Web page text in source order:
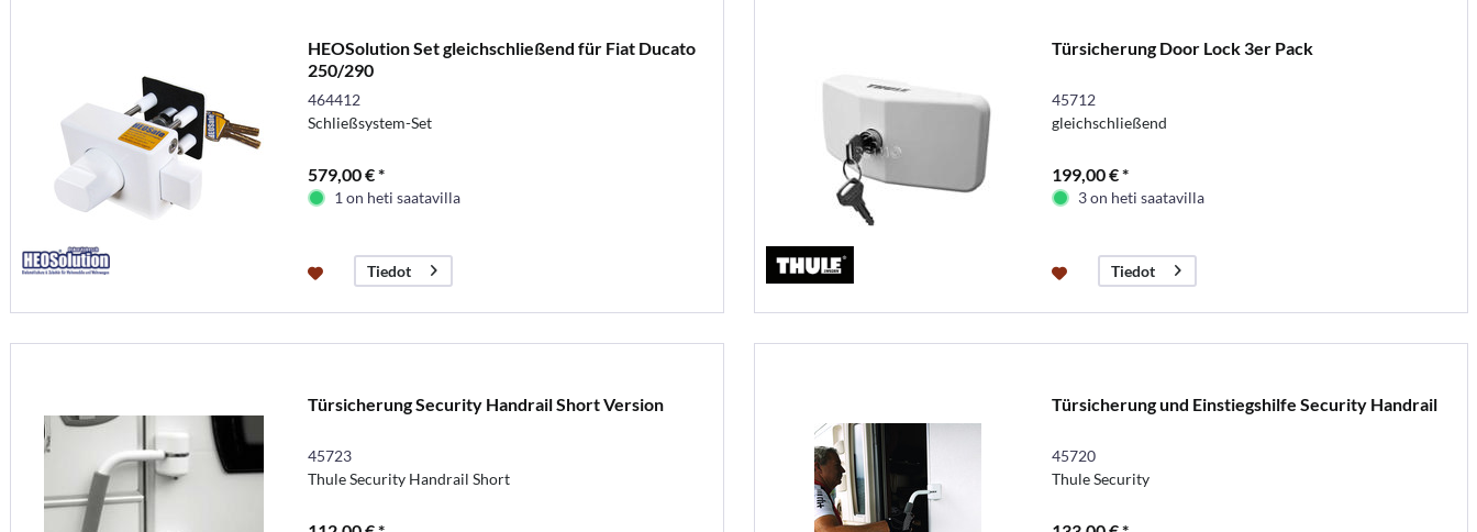
HEOSolution Set gleichschließend für Fiat Ducato
250/290
464412
Schließsystem-Set
579,00 € *
1 on heti saatavilla
Tiedot
Türsicherung Door Lock 3er Pack
45712
gleichschließend
199,00 € *
3 on heti saatavilla
Tiedot
Türsicherung Security Handrail Short Version
45723
Thule Security Handrail Short
Türsicherung und Einstiegshilfe Security Handrail
45720
Thule Security